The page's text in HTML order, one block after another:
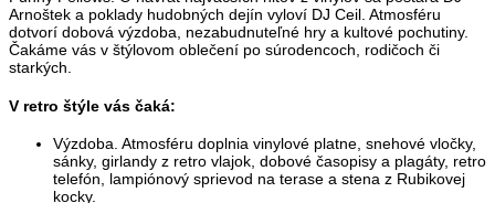
Arnoštek a poklady hudobných dejín vyloví DJ Ceil. Atmosféru
dotvorí dobová výzdoba, nezabudnuteľné hry a kultové pochutiny.
Čakáme vás v štýlovom oblečení po súrodencoch, rodičoch či
starkých.
V retro štýle vás čaká:
Výzdoba. Atmosféru doplnia vinylové platne, snehové vločky,
sánky, girlandy z retro vlajok, dobové časopisy a plagáty, retro
telefón, lampiónový sprievod na terase a stena z Rubikovej
kocky.